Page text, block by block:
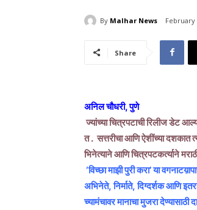
By Malhar News February
Share
अनिल चौधरी, पुणे
ज्यांच्या चित्रपटाची रिलीज डेट
त . सत्तरीचा आणि ऐशींच्या दशकात
भिनेत्याने आणि चित्रपटकर्त्याने
‘विच्छा माझी पुरी करा’ या
अभिनेते, निर्माते, दिग्दर्शक आणि
च्यामंचावर मानाचा मुजरा